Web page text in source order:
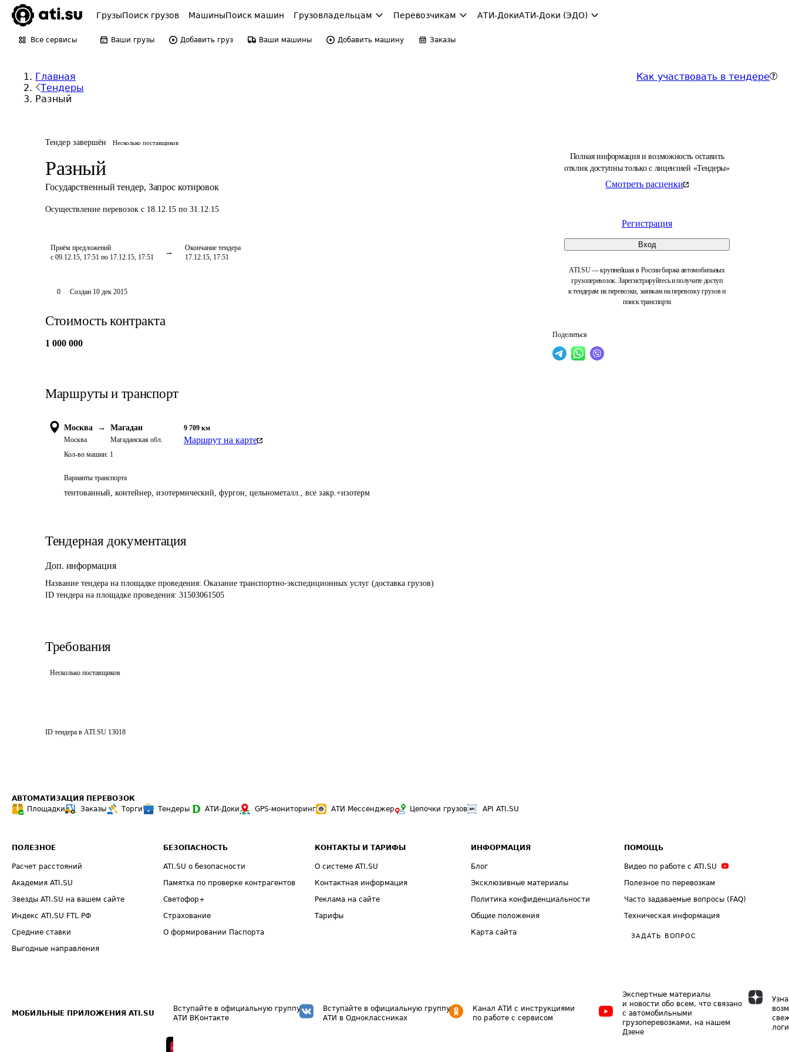
ГрузыПоиск грузов МашиныПоиск машин Грузовладельцам Перевозчикам АТИ-ДокиАТИ-Доки (ЭДО)
Все сервисы Ваши грузы Добавить груз Ваши машины Добавить машину Заказы
Главная
Тендеры
Разный
Как участвовать в тендере
Тендер завершён Несколько поставщиков
Разный
Государственный тендер, Запрос котировок
Осуществление перевозок с 18.12.15 по 31.12.15
Приём предложений
с 09.12.15, 17:51 по 17.12.15, 17:51
Окончание тендера
17.12.15, 17:51
Полная информация и возможность оставить
отклик доступны только с лицензией «Тендеры»
Смотреть расценки
Регистрация
Вход
ATI.SU — крупнейшая в России биржа автомобильных
грузоперевозок. Зарегистрируйтесь и получите доступ
к тендерам на перевозки, заявкам на перевозку грузов и
поиск транспорта
Поделиться
0 Создан 10 дек 2015
Стоимость контракта
1 000 000
Маршруты и транспорт
Москва →
Москва
Магадан
Магаданская обл.
9 709 км
Маршрут на карте
Кол-во машин: 1
Варианты транспорта
тентованный, контейнер, изотермический, фургон, цельнометалл., все закр.+изотерм
Тендерная документация
Доп. информация
Название тендера на площадке проведения: Оказание транспортно-экспедиционных услуг (доставка грузов)
ID тендера на площадке проведения: 31503061505
Требования
Несколько поставщиков
ID тендера в ATI.SU 13018
АВТОМАТИЗАЦИЯ ПЕРЕВОЗОК
Площадки
Заказы Торги Тендеры АТИ-Доки GPS-мониторинг АТИ Мессенджер Цепочки грузов API ATI.SU
ПОЛЕЗНОЕ
Расчет расстояний
Академия ATI.SU
Звезды ATI.SU на вашем сайте
Индекс ATI.SU FTL РФ
Средние ставки
Выгодные направления
БЕЗОПАСНОСТЬ
ATI.SU о безопасности
Памятка по проверке контрагентов
Светофор+
Страхование
О формировании Паспорта
КОНТАКТЫ И ТАРИФЫ
О системе ATI.SU
Контактная информация
Реклама на сайте
Тарифы
ИНФОРМАЦИЯ
Блог
Эксклюзивные материалы
Политика конфиденциальности
Общие положения
Карта сайта
ПОМОЩЬ
Видео по работе с ATI.SU
Полезное по перевозкам
Часто задаваемые вопросы (FAQ)
Техническая информация
ЗАДАТЬ ВОПРОС
МОБИЛЬНЫЕ ПРИЛОЖЕНИЯ ATI.SU
Вступайте в официальную группу
АТИ ВКонтакте
Вступайте в официальную группу
АТИ в Одноклассниках
Канал АТИ с инструкциями
по работе с сервисом
Экспертные материалы
и новости обо всем, что связано
с автомобильными
грузоперевозками, на нашем
Дзене